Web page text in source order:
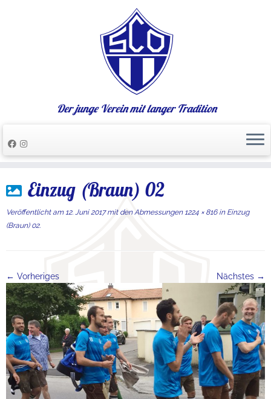
Inhalt
Der junge Verein mit langer Tradition
Einzug (Braun) 02
Veröffentlicht am 12. Juni 2017mit den Abmessungen1224 × 816inEinzug
(Braun) 02.
← Vorheriges Nächstes →